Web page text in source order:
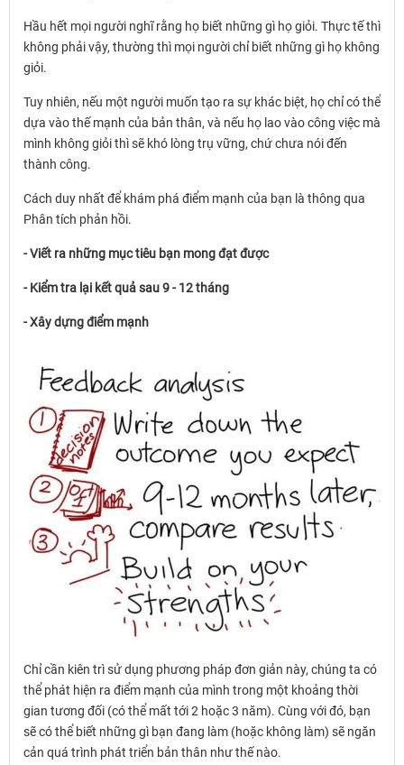
Hầu hết mọi người nghĩ rằng họ biết những gì họ giỏi. Thực tế thì
không phải vậy, thường thì mọi người chỉ biết những gì họ không
giỏi.
Tuy nhiên, nếu một người muốn tạo ra sự khác biệt, họ chỉ có thể
dựa vào thế mạnh của bản thân, và nếu họ lao vào công việc mà
mình không giỏi thì sẽ khó lòng trụ vững, chứ chưa nói đến
thành công.
Cách duy nhất để khám phá điểm mạnh của bạn là thông qua
Phân tích phản hồi.
- Viết ra những mục tiêu bạn mong đạt được
- Kiểm tra lại kết quả sau 9 - 12 tháng
- Xây dựng điểm mạnh
Chỉ cần kiên trì sử dụng phương pháp đơn giản này, chúng ta có
thể phát hiện ra điểm mạnh của mình trong một khoảng thời
gian tương đối (có thể mất tới 2 hoặc 3 năm). Cùng với đó, bạn
sẽ có thể biết những gì bạn đang làm (hoặc không làm) sẽ ngăn
cản quá trình phát triển bản thân như thế nào.